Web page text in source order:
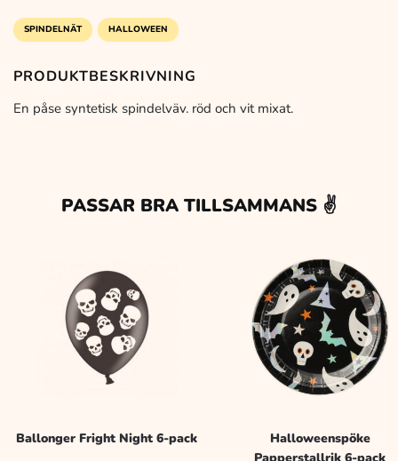
SPINDELNÄT HALLOWEEN
PRODUKTBESKRIVNING
En påse syntetisk spindelväv. röd och vit mixat.
PASSAR BRA TILLSAMMANS ✌️
Ballonger Fright Night 6-pack
Halloweenspöke